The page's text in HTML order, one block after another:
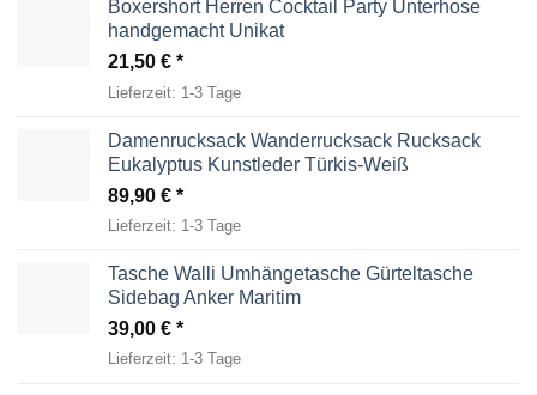
Boxershort Herren Cocktail Party Unterhose
handgemacht Unikat
21,50 €
Lieferzeit: 1-3 Tage
Damenrucksack Wanderrucksack Rucksack
Eukalyptus Kunstleder Türkis-Weiß
89,90 €
Lieferzeit: 1-3 Tage
Tasche Walli Umhängetasche Gürteltasche
Sidebag Anker Maritim
39,00 €
Lieferzeit: 1-3 Tage